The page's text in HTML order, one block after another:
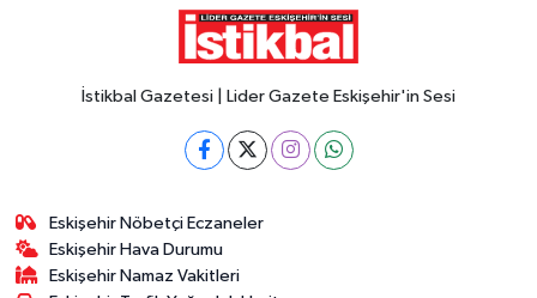
İstikbal Gazetesi | Lider Gazete Eskişehir'in Sesi
Eskişehir Nöbetçi Eczaneler
Eskişehir Hava Durumu
Eskişehir Namaz Vakitleri